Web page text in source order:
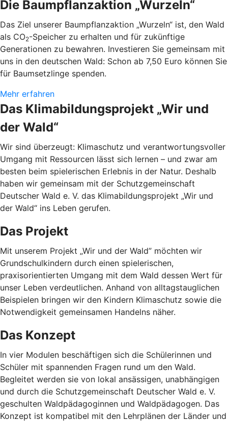
Die Baumpflanzaktion „Wurzeln“
Das Ziel unserer Baumpflanzaktion „Wurzeln“ ist, den Wald
als CO2-Speicher zu erhalten und für zukünftige
Generationen zu bewahren. Investieren Sie gemeinsam mit
uns in den deutschen Wald: Schon ab 7,50 Euro können Sie
für Baumsetzlinge spenden.
Mehr erfahren
Das Klimabildungsprojekt „Wir und
der Wald“
Wir sind überzeugt: Klimaschutz und verantwortungsvoller
Umgang mit Ressourcen lässt sich lernen – und zwar am
besten beim spielerischen Erlebnis in der Natur. Deshalb
haben wir gemeinsam mit der Schutzgemeinschaft
Deutscher Wald e. V. das Klimabildungsprojekt „Wir und
der Wald“ ins Leben gerufen.
Das Projekt
Mit unserem Projekt „Wir und der Wald” möchten wir
Grundschulkindern durch einen spielerischen,
praxisorientierten Umgang mit dem Wald dessen Wert für
unser Leben verdeutlichen. Anhand von alltagstauglichen
Beispielen bringen wir den Kindern Klimaschutz sowie die
Notwendigkeit gemeinsamen Handelns näher.
Das Konzept
In vier Modulen beschäftigen sich die Schülerinnen und
Schüler mit spannenden Fragen rund um den Wald.
Begleitet werden sie von lokal ansässigen, unabhängigen
und durch die Schutzgemeinschaft Deutscher Wald e. V.
geschulten Waldpädagoginnen und Waldpädagogen. Das
Konzept ist kompatibel mit den Lehrplänen der Länder und